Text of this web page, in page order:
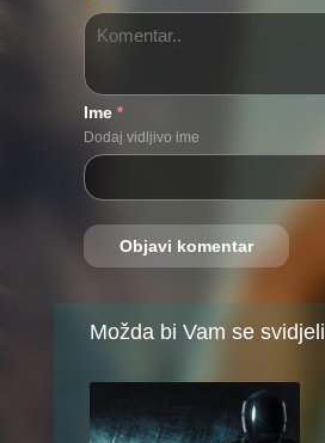
Ime *
Dodaj vidljivo ime
Možda bi Vam se